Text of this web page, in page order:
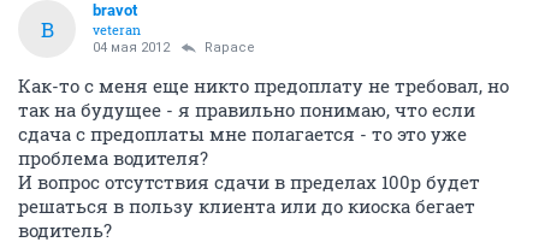
B
bravot
veteran
04 мая 2012 Rapace
Как-то с меня еще никто предоплату не требовал, но
так на будущее - я правильно понимаю, что если
сдача с предоплаты мне полагается - то это уже
проблема водителя?
И вопрос отсутствия сдачи в пределах 100р будет
решаться в пользу клиента или до киоска бегает
водитель?